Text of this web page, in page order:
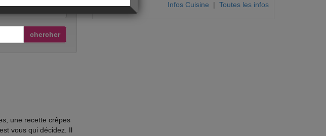
chercher
une recette crêpes
vous qui décidez. Il
Infos Cuisine | Toutes les infos